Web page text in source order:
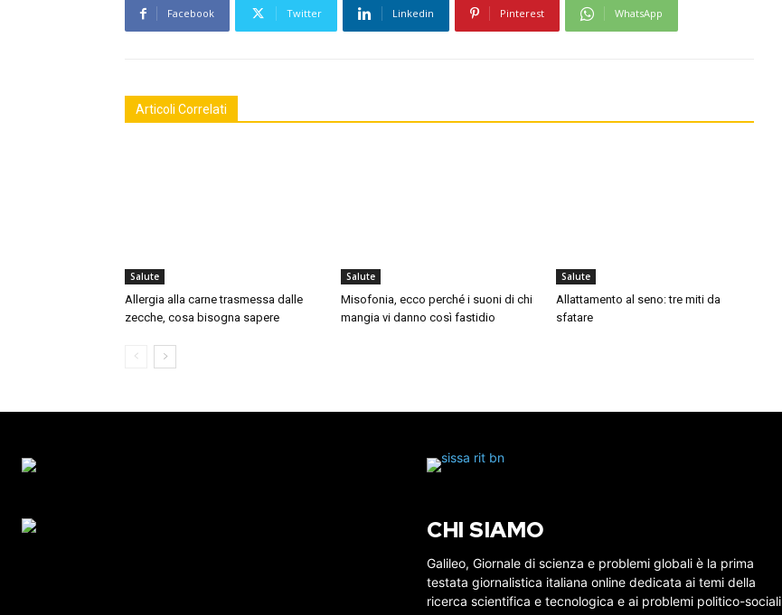
Facebook Twitter Linkedin Pinterest WhatsApp
Articoli Correlati
Salute
Allergia alla carne trasmessa dalle
zecche, cosa bisogna sapere
Salute
Misofonia, ecco perché i suoni di chi
mangia vi danno così fastidio
Salute
Allattamento al seno: tre miti da
sfatare
CHI SIAMO
Galileo, Giornale di scienza e problemi globali è la prima
testata giornalistica italiana online dedicata ai temi della
ricerca scientifica e tecnologica e ai problemi politico-sociali